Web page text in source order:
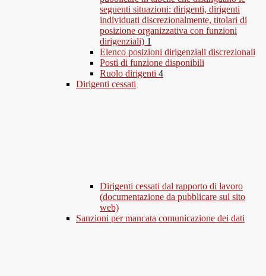
seguenti situazioni: dirigenti, dirigenti
individuati discrezionalmente, titolari di
posizione organizzativa con funzioni
dirigenziali) 1
Elenco posizioni dirigenziali discrezionali
Posti di funzione disponibili
Ruolo dirigenti 4
Dirigenti cessati
Dirigenti cessati dal rapporto di lavoro
(documentazione da pubblicare sul sito
web)
Sanzioni per mancata comunicazione dei dati